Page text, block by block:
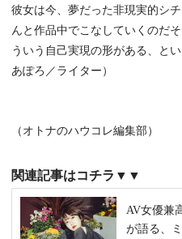
彼女は今、夢だった非現実的シ
んと作品中でこなしていくのだ
ういう自己実現の形がある、と
あぽろ／ライター）
（オトナのハウコレ編集部）
関連記事はコチラ▼▼
AV女優兼
が語る、